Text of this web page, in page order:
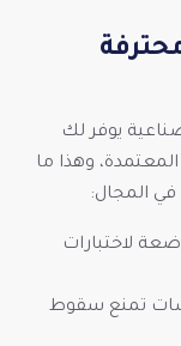
يوفر لك
وهذا ما
في المجال:
لاختبارات
تمنع سقوط